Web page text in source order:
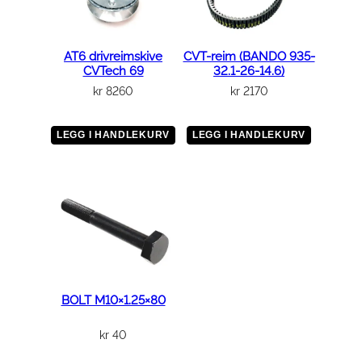
AT6 drivreimskive
CVTech 69
kr 8260
LEGG I HANDLEKURV
CVT-reim (BANDO 935-
32.1-26-14.6)
kr2170
LEGG I HANDLEKURV
BOLT M10×1.25×80
kr 40